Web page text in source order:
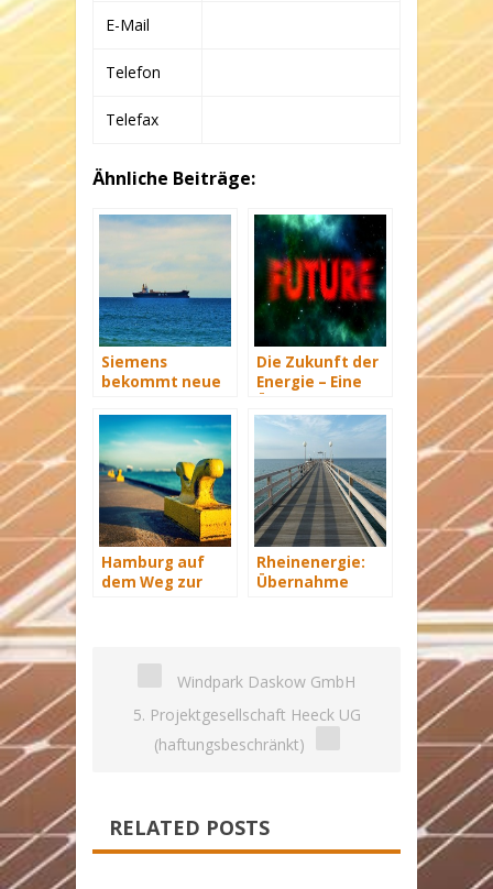
E-Mail
Telefon
Telefax
Ähnliche Beiträge:
Siemens
bekommt neue
Schiffe
Die Zukunft der
Energie – Eine
Hamburg auf
dem Weg zur
Rheinenergie:
Übernahme
Windpark Daskow GmbH
5. Projektgesellschaft Heeck UG
(haftungsbeschränkt)
RELATED POSTS